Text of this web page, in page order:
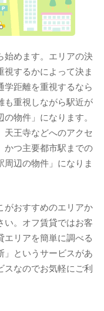
始めます。エリアの決
するかによって決ま
学距離を重視するなら
も重視しながら駅近が
物件」になります。
天王寺などへのアクセ
かつ主要都市駅までの
辺の物件」になりま
がおすすめのエリアか
い。オフ賃貸ではお客
エリアを簡単に調べる
」というサービスがあ
スなのでお気軽にご利